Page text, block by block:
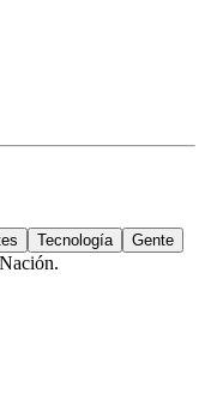
Tecnología Gente
Nación.